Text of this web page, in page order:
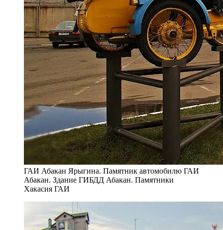
ГАИ Абакан Ярыгина. Памятник автомобилю ГАИ
Абакан. Здание ГИБДД Абакан. Памятники
Хакасия ГАИ